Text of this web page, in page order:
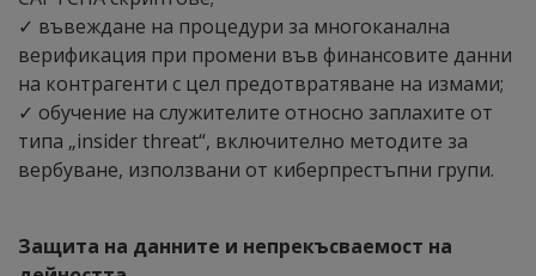
✓ въвеждане на процедури за многоканална
верификация при промени във финансовите данни
на контрагенти с цел предотвратяване на измами;
✓ обучение на служителите относно заплахите от
типа „insider threat“, включително методите за
вербуване, използвани от киберпрестъпни групи.
Защита на данните и непрекъсваемост на